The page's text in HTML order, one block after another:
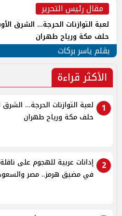
مقال رئيس التحرير
لعبة التوازنات الحرجة... الشرق
حلف مكة ورياح طهران
بقلم ياسر بركات
الأكثر قراءة
1
لعبة التوازنات الحرجة...
حلف مكة ورياح طهران
2
إدانات عربية للهجوم على
في مضيق هرمز.. مصر